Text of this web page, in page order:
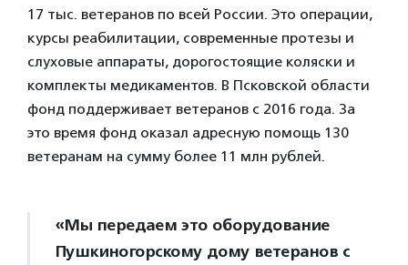
17 тыс. ветеранов по всей России. Это операции,
курсы реабилитации, современные протезы и
слуховые аппараты, дорогостоящие коляски и
комплекты медикаментов. В Псковской области
фонд поддерживает ветеранов с 2016 года. За
это время фонд оказал адресную помощь 130
ветеранам на сумму более 11 млн рублей.
«Мы передаем это оборудование
Пушкиногорскому дому ветеранов с